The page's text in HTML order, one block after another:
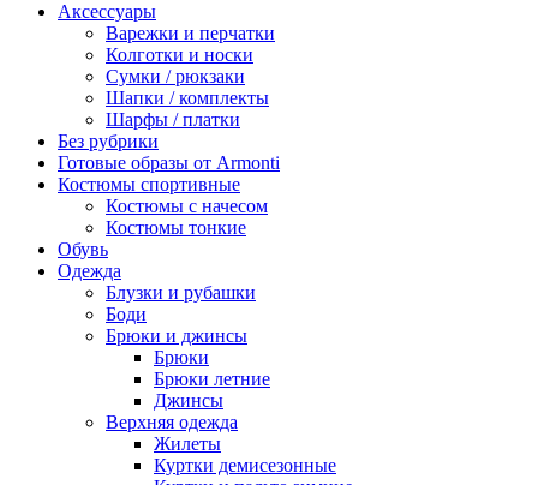
Аксессуары
Варежки и перчатки
Колготки и носки
Сумки / рюкзаки
Шапки / комплекты
Шарфы / платки
Без рубрики
Готовые образы от Armonti
Костюмы спортивные
Костюмы с начесом
Костюмы тонкие
Обувь
Одежда
Блузки и рубашки
Боди
Брюки и джинсы
Брюки
Брюки летние
Джинсы
Верхняя одежда
Жилеты
Куртки демисезонные